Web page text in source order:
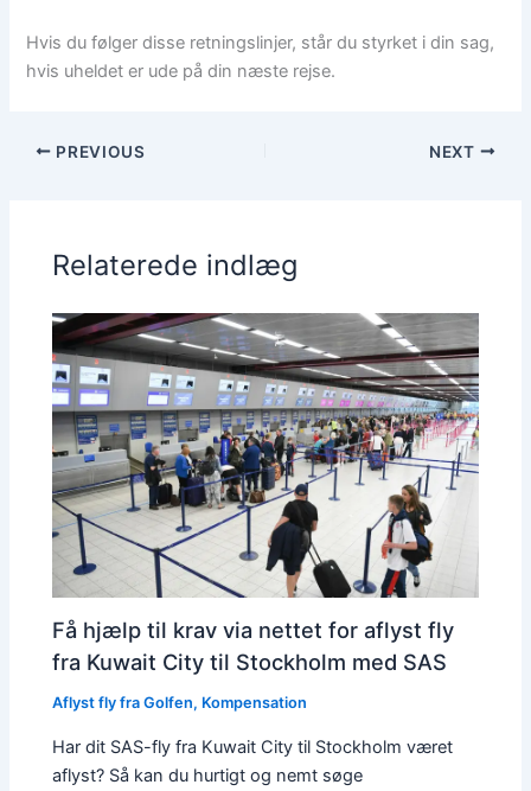
Hvis du følger disse retningslinjer, står du styrket i din sag,
hvis uheldet er ude på din næste rejse.
PREVIOUS NEXT
Relaterede indlæg
Få hjælp til krav via nettet for aflyst fly
fra Kuwait City til Stockholm med SAS
Aflyst fly fra Golfen, Kompensation
Har dit SAS-fly fra Kuwait City til Stockholm været
aflyst? Så kan du hurtigt og nemt søge